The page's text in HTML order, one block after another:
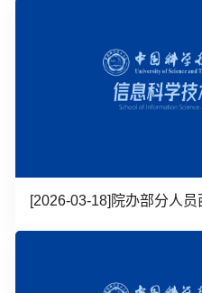
[2026-03-18] 院办部分人